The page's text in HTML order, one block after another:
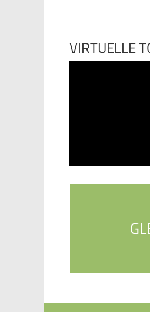
VIRTUELLE